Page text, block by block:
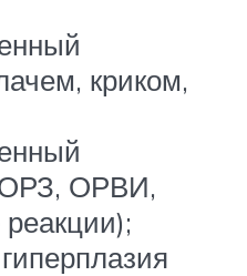
криком,
ОРВИ,